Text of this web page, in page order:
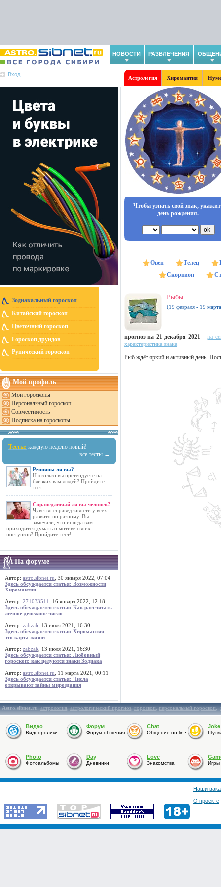
НОВОСТИ РАЗВЛЕЧЕНИЯ
Вход
Астрология Хиромантия
Зодиакальный гороскоп
Китайский гороскоп
Цветочный гороскоп
Гороскоп друидов
Рунический гороскоп
Мой профиль
Мои гороскопы
Персональный гороскоп
Совместимость
Подписка на гороскопы
Тесты: каждую неделю новый!
все тесты →
Ревнивы ли вы?
Насколько вы претендуете на
близких вам людей? Пройдите
тест.
Справедливый ли вы человек?
Чувство справедливости у всех
развито по разному. Вы
замечали, что иногда вам
приходится думать о мотиве своих
поступков? Пройдите тест!
На форуме
Автор: astro.sibnet.ru , 30 января 2022, 07:04
Здесь обсуждается статья: Возможности
Хиромантии
Автор: 271033511
, 16 января 2022, 12:18
Здесь обсуждается статья: Как рассчитать
личное денежное число
Автор: zabzab , 13 июля 2021, 16:30
Здесь обсуждается статья: Хиромантия —
это карта жизни
Автор: zabzab , 13 июля 2021, 16:30
Здесь обсуждается статья: Любовный
гороскоп: как целуются знаки Зодиака
Автор: astro.sibnet.ru , 11 марта 2021, 00:11
Здесь обсуждается статья: Числа
открывают тайны мироздания
Чтобы узнать свой знак,
день рождения.
Овен Телец
Скорпион
Рыбы
(19 февраля - 19
прогноз на 21 декабря 2021
на
характеристика знака
Рыб ждёт яркий и активный день.
Astro.sibnet.ru:астрология,астрологический прогноз,гороскоп,персональный гороскоп,
Видео
Видеоролики
Форум
Форум общения
Chat
Общение on-line
Joke
Photo
Фотоальбомы
Day
Дневники
Love
Знакомства Игры
Наши
О проекте